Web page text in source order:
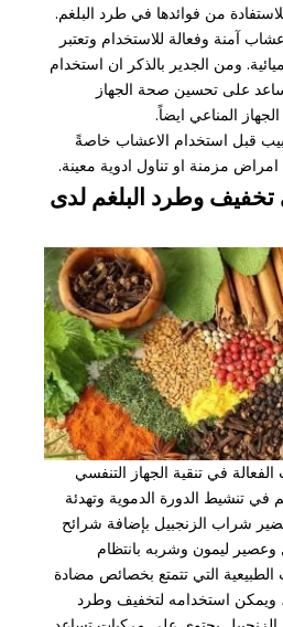
من فوائدها في طرد البلغم.
آمنة وفعالة للاستخدام وتعتبر
ومن الجدير بالذكر ان استخدام
على تحسين صحة الجهاز
المناعي ايضاً.
قبل استخدام الاعشاب خاصةً
مزمنة او تناول ادوية معينة.
تخفيف وطرد البلغم لدى
في تنقية الجهاز التنفسي
تنشيط الدورة الدموية وتهدئة
شراب الزنجبيل بإضافة شرائح
ليمون وشربه بانتظام
الطبيعية التي تتمتع بخصائص مضادة
ويمكن استخدامه لتخفيف وطرد